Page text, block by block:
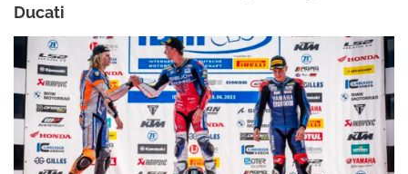
Ducati
ANKE WIECZOREK